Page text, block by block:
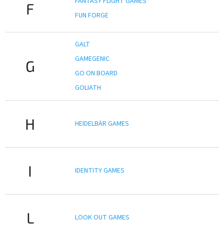
F
FUN FORGE
G
GALT
GAMEGENIC
GO ON BOARD
GOLIATH
H HEIDELBÄR GAMES
I IDENTITY GAMES
L LOOK OUT GAMES